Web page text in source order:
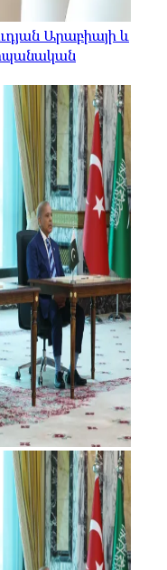
Արաբիայի և